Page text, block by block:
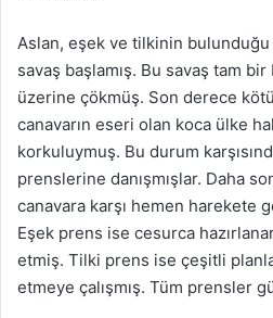
Aslan, eşek ve tilkinin
savaş başlamış. Bu savaş tam
üzerine çökmüş. Son derece
canavarın eseri olan koca ülke
korkuluymuş. Bu durum
prenslerine danışmışlar. Daha
canavara karşı hemen harekete
Eşek prens ise cesurca
etmiş. Tilki prens ise çeşitli
etmeye çalışmış. Tüm prensler